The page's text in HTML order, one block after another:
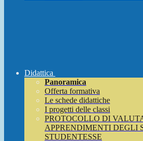
Didattica
Panoramica
Offerta formativa
Le schede didattiche
I progetti delle classi
PROTOCOLLO DI
APPRENDIMENTI DEGLI
STUDENTESSE